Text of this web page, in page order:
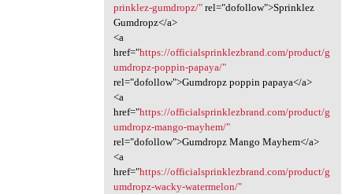
prinklez-gumdropz/"rel="dofollow">Sprinklez
Gumdropz</a>
<a
href="https://officialsprinklezbrand.com/product/g
umdropz-poppin-papaya/"
rel="dofollow">Gumdropz poppin papaya</a>
<a
href="https://officialsprinklezbrand.com/product/g
umdropz-mango-mayhem/"
rel="dofollow">Gumdropz Mango Mayhem</a>
<a
href="https://officialsprinklezbrand.com/product/g
umdropz-wacky-watermelon/"